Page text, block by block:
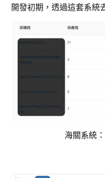
開發初期，透過這套系統
海關系統